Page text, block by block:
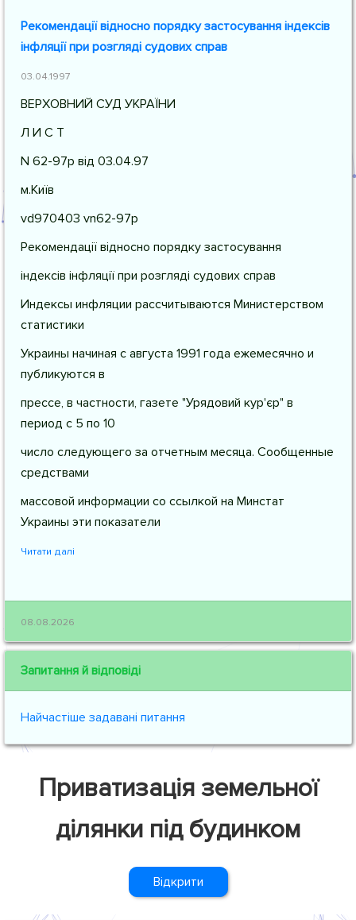
Рекомендації відносно порядку застосування індексів
інфляції при розгляді судових справ
03.04.1997
ВЕРХОВНИЙ СУД УКРАЇНИ
Л И С Т
N 62-97р від 03.04.97
м.Київ
vd970403 vn62-97р
Рекомендації відносно порядку застосування
індексів інфляції при розгляді судових справ
Индексы инфляции рассчитываются Министерством
статистики
Украины начиная с августа 1991 года ежемесячно и
публикуются в
прессе, в частности, газете "Урядовий кур'єр" в
период с 5 по 10
число следующего за отчетным месяца. Сообщенные
средствами
массовой информации со ссылкой на Минстат
Украины эти показатели
Читати далі
08.08.2026
Запитання й відповіді
Найчастіше задавані питання
Приватизація земельної
ділянки під будинком
Відкрити